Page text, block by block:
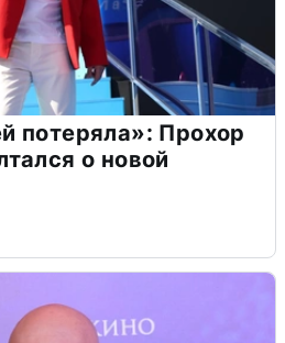
потеряла»: Прохор
о новой